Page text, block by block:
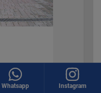
Whatsapp Instagram